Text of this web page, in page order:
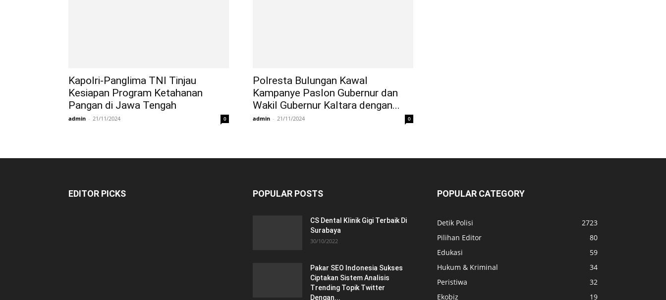
Kapolri-Panglima TNI Tinjau
Kesiapan Program Ketahanan
Pangan di Jawa Tengah
admin - 21/11/2024 0
Polresta Bulungan Kawal
Kampanye Paslon Gubernur dan
Wakil Gubernur Kaltara dengan...
admin - 21/11/2024 0
EDITOR PICKS POPULAR POSTS
CS Dental Klinik Gigi Terbaik Di
Surabaya
30/10/2022
Pakar SEO Indonesia Sukses
Ciptakan Sistem Analisis
Trending Topik Twitter
Dengan...
POPULAR CATEGORY
Detik Polisi
2723
Pilihan Editor
80
Edukasi
59
Hukum & Kriminal
34
Peristiwa
32
Ekobiz
19